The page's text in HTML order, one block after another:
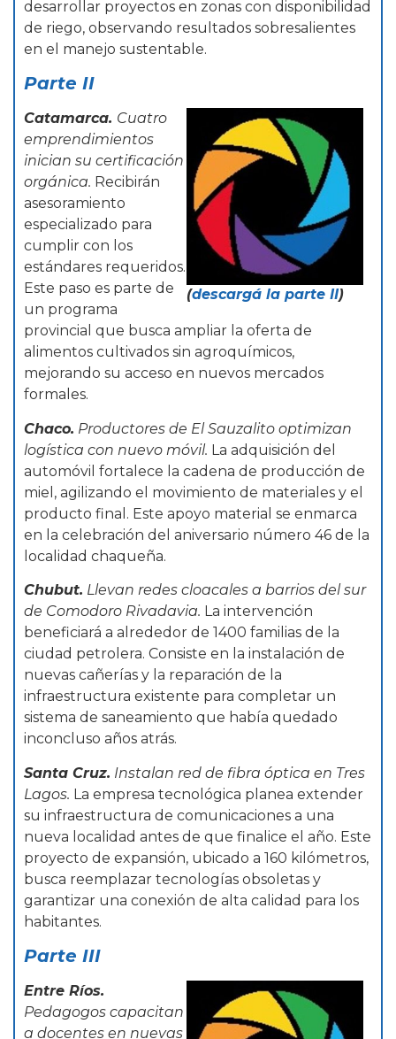
desarrollar proyectos en zonas con disponibilidad
de riego, observando resultados sobresalientes
en el manejo sustentable.
Parte II
(descargá la parte II)
Catamarca. Cuatro
emprendimientos
inician su certificación
orgánica. Recibirán
asesoramiento
especializado para
cumplir con los
estándares requeridos.
Este paso es parte de
un programa
provincial que busca ampliar la oferta de
alimentos cultivados sin agroquímicos,
mejorando su acceso en nuevos mercados
formales.
Chaco. Productores de El Sauzalito optimizan
logística con nuevo móvil. La adquisición del
automóvil fortalece la cadena de producción de
miel, agilizando el movimiento de materiales y el
producto final. Este apoyo material se enmarca
en la celebración del aniversario número 46 de la
localidad chaqueña.
Chubut. Llevan redes cloacales a barrios del sur
de Comodoro Rivadavia. La intervención
beneficiará a alrededor de 1400 familias de la
ciudad petrolera. Consiste en la instalación de
nuevas cañerías y la reparación de la
infraestructura existente para completar un
sistema de saneamiento que había quedado
inconcluso años atrás.
Santa Cruz. Instalan red de fibra óptica en Tres
Lagos. La empresa tecnológica planea extender
su infraestructura de comunicaciones a una
nueva localidad antes de que finalice el año. Este
proyecto de expansión, ubicado a 160 kilómetros,
busca reemplazar tecnologías obsoletas y
garantizar una conexión de alta calidad para los
habitantes.
Parte III
Entre Ríos.
Pedagogos capacitan
a docentes en nuevas